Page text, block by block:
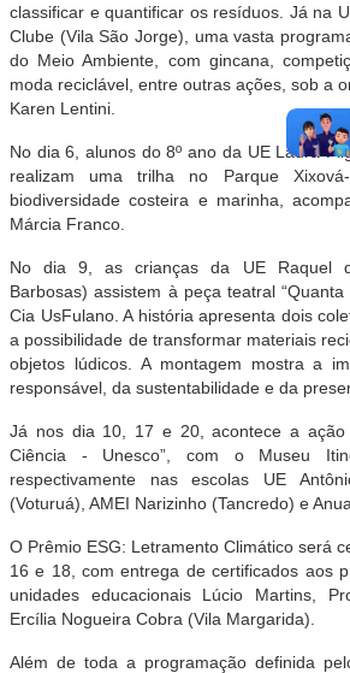
classificar e quantificar os resíduos. Já na
Clube (Vila São Jorge), uma vasta
do Meio Ambiente, com gincana,
moda reciclável, entre outras ações, sob a
Karen Lentini.
No dia 6, alunos do 8º ano da UE Laura
realizam uma trilha no Parque
biodiversidade costeira e marinha,
Márcia Franco.
No dia 9, as crianças da UE Raquel
Barbosas) assistem à peça teatral
Cia UsFulano. A história apresenta dois
a possibilidade de transformar materiais
objetos lúdicos. A montagem mostra a
responsável, da sustentabilidade e da
Já nos dia 10, 17 e 20, acontece a ação
Ciência - Unesco”, com o Museu
respectivamente nas escolas UE
(Voturuá), AMEI Narizinho (Tancredo) e
O Prêmio ESG: Letramento Climático será
16 e 18, com entrega de certificados aos
unidades educacionais Lúcio Martins,
Ercília Nogueira Cobra (Vila Margarida).
Além de toda a programação definida